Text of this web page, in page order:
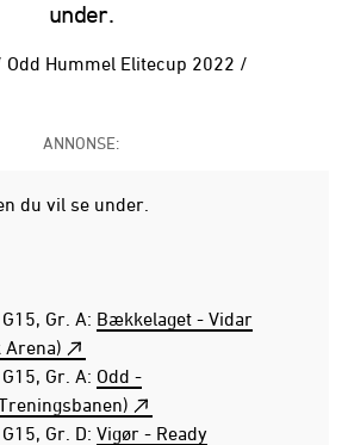
under.
Odd Hummel Elitecup 2022 /
ANNONSE:
du vil se under.
Gr. A: Bækkelaget - Vidar
Arena)
Gr. A: Odd -
Gr. D: Vigør - Ready